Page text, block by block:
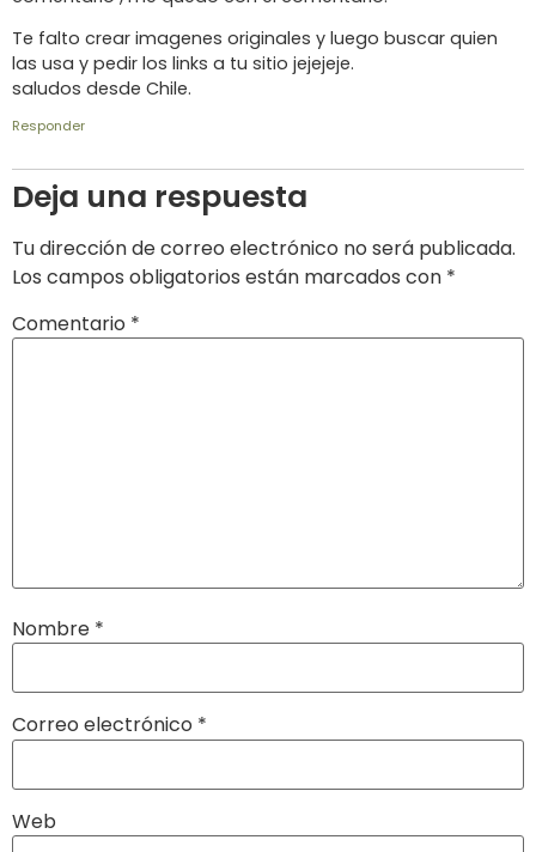
Te falto crear imagenes originales y luego buscar quien
las usa y pedir los links a tu sitio jejejeje.
saludos desde Chile.
Responder
Deja una respuesta
Tu dirección de correo electrónico no será publicada.
Los campos obligatorios están marcados con *
Comentario *
Nombre *
Correo electrónico *
Web